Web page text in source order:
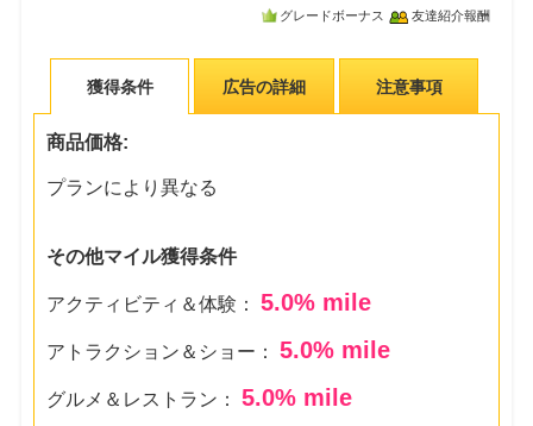
グレードボーナス 友達紹介報酬
獲得条件 広告の詳細 注意事項
商品価格:
プランにより異なる
その他マイル獲得条件
アクティビティ＆体験：5.0% mile
アトラクション＆ショー：5.0% mile
グルメ＆レストラン：5.0% mile